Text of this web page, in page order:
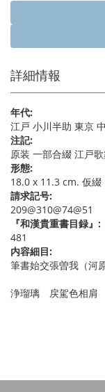
詳細情報
年代:
江戸 小川半助 東京
注記:
原装 一部合綴 江戸
形態:
18.0 x 11.3 cm. 仮
請求記号:
209@310@74@51
『和漢貴重書目録』:
481
内容細目:
筆書始交張曽我（河
浄瑠璃 戻駕色相肩